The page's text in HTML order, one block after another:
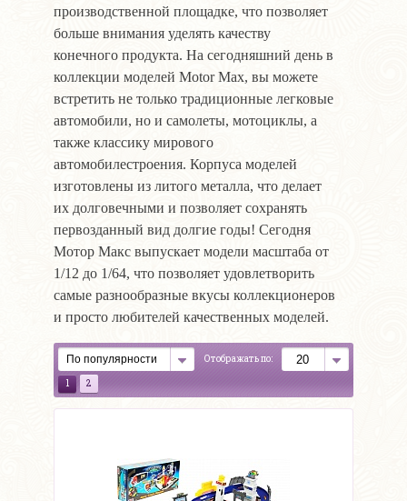
производственной площадке, что позволяет
больше внимания уделять качеству
конечного продукта. На сегодняшний день в
коллекции моделей Motor Max, вы можете
встретить не только традиционные легковые
автомобили, но и самолеты, мотоциклы, а
также классику мирового
автомобилестроения. Корпуса моделей
изготовлены из литого металла, что делает
их долговечными и позволяет сохранять
первозданный вид долгие годы! Сегодня
Мотор Макс выпускает модели масштаба от
1/12 до 1/64, что позволяет удовлетворить
самые разнообразные вкусы коллекционеров
и просто любителей качественных моделей.
Отображать по:
1 2